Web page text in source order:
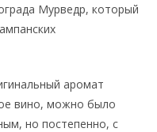
Мурведр, который
аромат
вино, можно было
но постепенно, с